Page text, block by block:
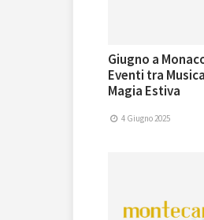
Giugno a
Eventi tra
Magia Estiva
4 Giugno 2025